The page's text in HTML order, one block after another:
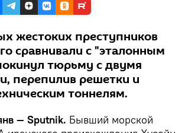
жестоких преступников
сравнивали с "эталонным
тюрьму с двумя
перепилив решетки и
тоннелям.
— Sputnik. Бывший морской